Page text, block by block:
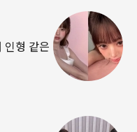
형 같은